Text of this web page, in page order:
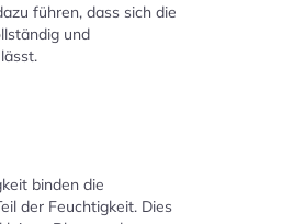
führen, dass sich die
und
binden die
der Feuchtigkeit. Dies